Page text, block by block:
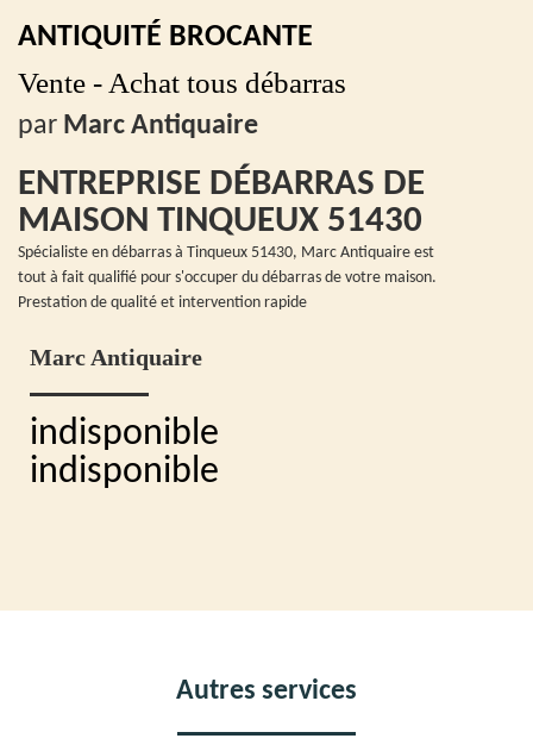
ANTIQUITÉ BROCANTE
Vente - Achat tous débarras
par Marc Antiquaire
ENTREPRISE DÉBARRAS DE
MAISON TINQUEUX 51430
Spécialiste en débarras à Tinqueux 51430, Marc Antiquaire est
tout à fait qualifié pour s'occuper du débarras de votre maison.
Prestation de qualité et intervention rapide
Marc Antiquaire
indisponible
indisponible
Autres services